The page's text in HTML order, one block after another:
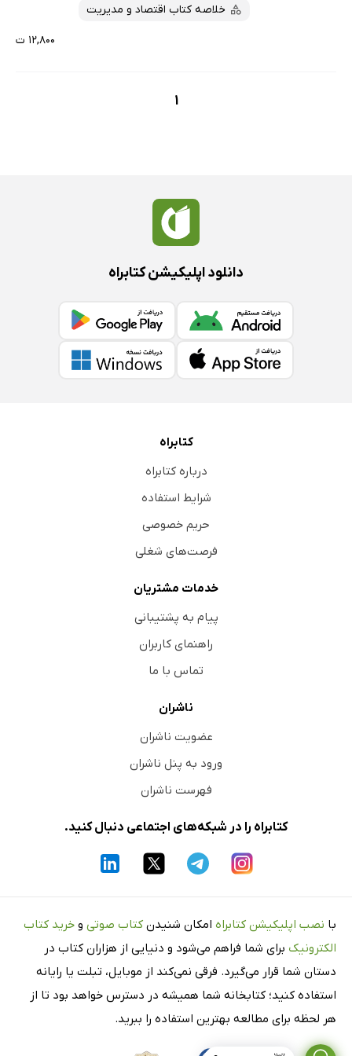
خلاصه کتاب اقتصاد و مدیریت
۱۲,۸۰۰ ت
1
دانلود اپلیکیشن کتابراه
کتابراه
درباره کتابراه
شرایط استفاده
حریم خصوصی
فرصت‌های شغلی
خدمات مشتریان
پیام به پشتیبانی
راهنمای کاربران
تماس با ما
ناشران
عضویت ناشران
ورود به پنل ناشران
فهرست ناشران
کتابراه را در شبکه‌های اجتماعی دنبال کنید.
با نصب اپلیکیشن کتابراه امکان شنیدن کتاب صوتی و خرید کتاب
الکترونیک برای شما فراهم می‌شود و دنیایی از هزاران کتاب در
دستان شما قرار می‌گیرد. فرقی نمی‌کند از موبایل، تبلت یا رایانه
استفاده کنید؛ کتابخانه شما همیشه در دسترس خواهد بود تا از
هر لحظه برای مطالعه بهترین استفاده را ببرید.